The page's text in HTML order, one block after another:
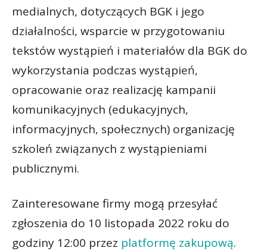
medialnych, dotyczących BGK i jego
działalności, wsparcie w przygotowaniu
tekstów wystąpień i materiałów dla BGK do
wykorzystania podczas wystąpień,
opracowanie oraz realizację kampanii
komunikacyjnych (edukacyjnych,
informacyjnych, społecznych) organizację
szkoleń związanych z wystąpieniami
publicznymi.
Zainteresowane firmy mogą przesyłać
zgłoszenia do 10 listopada 2022 roku do
godziny 12:00 przez platformę zakupową.